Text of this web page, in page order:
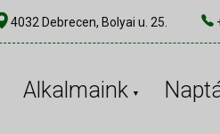
4032 Debrecen, Bolyai u. 25.
Alkalmaink